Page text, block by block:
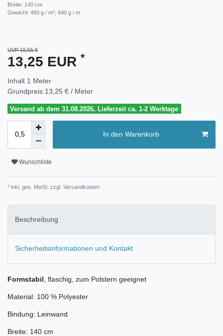
Breite: 140 cm
Gewicht: 460 g / m²; 640 g / m
UVP 16,55 €
13,25 EUR *
Inhalt 1 Meter
Grundpreis 13,25 € / Meter
Versand ab dem 31.08.2026, Lieferzeit ca. 1-2 Werktage
In den Warenkorb
Wunschliste
* inkl. ges. MwSt. zzgl. Versandkosten
Beschreibung
Sicherheitsinformationen und Kontakt
Formstabil , flaschig, zum Polstern geeignet
Material: 100 % Polyester
Bindung: Leinwand
Breite: 140 cm